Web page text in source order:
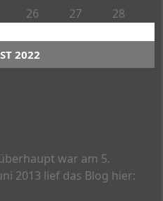
2022
26 27
28
war am 5.
2013 lief das Blog hier: